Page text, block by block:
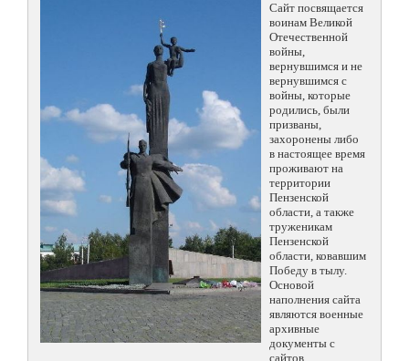
Сайт посвящается
воинам Великой
Отечественной
войны,
вернувшимся и не
вернувшимся с
войны, которые
родились, были
призваны,
захоронены либо
в настоящее время
проживают на
территории
Пензенской
области, а также
труженикам
Пензенской
области, ковавшим
Победу в тылу.
Основой
наполнения сайта
являются военные
архивные
документы с
сайтов